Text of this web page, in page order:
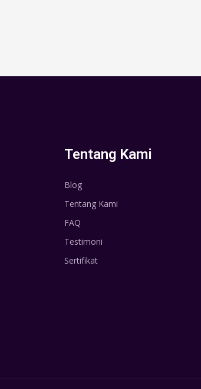
Tentang Kami
Blog
Tentang Kami
FAQ
Testimoni
Sertifikat